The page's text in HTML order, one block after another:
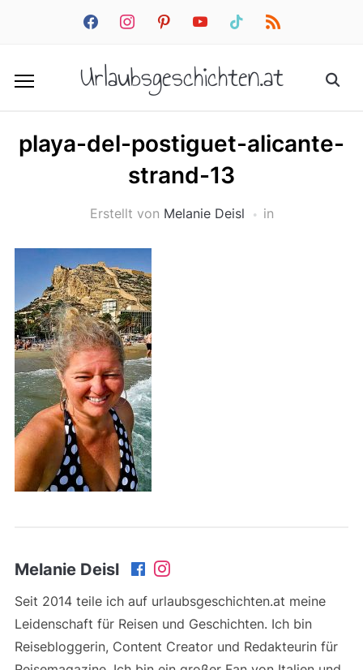
facebookinstagrampinterestyoutube tiktok rss
Urlaubsgeschichten.at
playa-del-postiguet-alicante-
strand-13
Erstellt von Melanie Deisl in
Melanie Deisl
Seit 2014 teile ich auf urlaubsgeschichten.at meine
Leidenschaft für Reisen und Geschichten. Ich bin
Reisebloggerin, Content Creator und Redakteurin für